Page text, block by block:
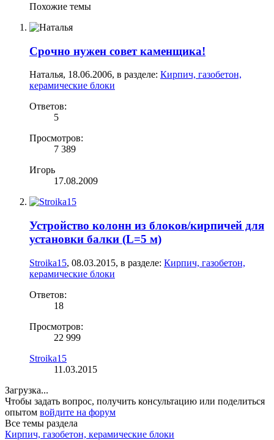
Похожие темы
Срочно нужен совет каменщика!
Наталья, 18.06.2006, в разделе: Кирпич, газобетон,
керамические блоки
Ответов:
5
Просмотров:
7 389
Игорь
17.08.2009
Устройство колонн из блоков/кирпичей для
установки балки (L=5 м)
Stroika15, 08.03.2015, в разделе: Кирпич, газобетон,
керамические блоки
Ответов:
18
Просмотров:
22 999
Stroika15
11.03.2015
Загрузка...
Чтобы задать вопрос, получить консультацию или поделиться
опытом войдите на форум
Все темы раздела
Кирпич, газобетон, керамические блоки